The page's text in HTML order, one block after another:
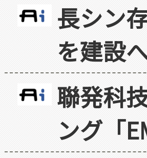
長シン
を建設
聯発科
ング「